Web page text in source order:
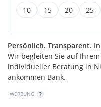
10
15 20 25
Persönlich. Transparent.
Wir begleiten Sie auf
individueller Beratung in
ankommen Bank.
WERBUNG